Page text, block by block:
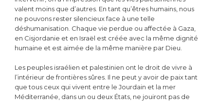
valent moins que d’autres. En tant qu’êtres humains, nous
ne pouvons rester silencieux face à une telle
déshumanisation. Chaque vie perdue ou affectée à Gaza,
en Cisjordanie et en Israël est créée avec la même dignité
humaine et est aimée de la même manière par Dieu.
Les peuples israélien et palestinien ont le droit de vivre à
l’intérieur de frontières sûres. Il ne peut y avoir de paix tant
que tous ceux qui vivent entre le Jourdain et la mer
Méditerranée, dans un ou deux États, ne jouiront pas de